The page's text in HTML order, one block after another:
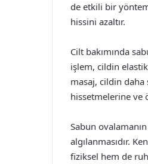
de etkili bir
hissini azaltır.
Cilt bakımında
işlem, cildin
masaj, cildin daha
hissetmelerine ve
Sabun
algılanmasıdır.
fiziksel hem de